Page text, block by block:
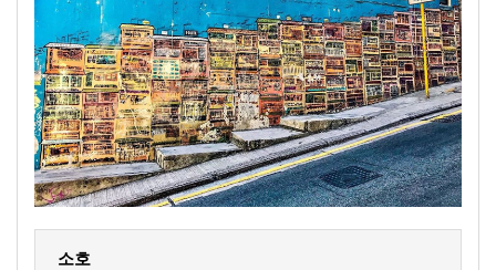
소호